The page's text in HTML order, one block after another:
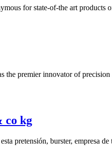
for state-of-the art
the premier innovator of
co kg
pretensión, burster, empresa